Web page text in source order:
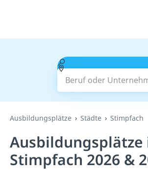
Beruf oder
Suchen
Ausbildungsplätze Städte Stimpfach
Ausbildungsplätze
Stimpfach 2026 &